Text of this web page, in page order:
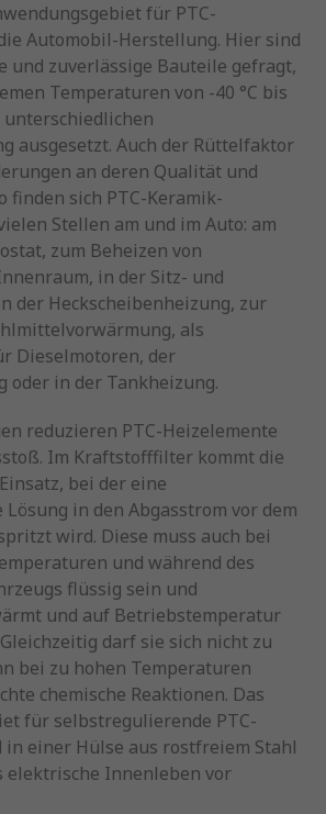
für PTC-
Automobil-Herstellung. Hier sind
und zuverlässige Bauteile gefragt,
Temperaturen von -40 °C bis
unterschiedlichen
ausgesetzt. Auch der Rüttelfaktor
an deren Qualität und
finden sich PTC-Keramik-
Stellen am und im Auto: am
zum Beheizen von
in der Sitz- und
der Heckscheibenheizung, zur
als
Dieselmotoren, der
oder in der Tankheizung.
reduzieren PTC-Heizelemente
Im Kraftstofffilter kommt die
bei der eine
in den Abgasstrom vor dem
wird. Diese muss auch bei
und während des
flüssig sein und
und auf Betriebstemperatur
darf sie sich nicht zu
bei zu hohen Temperaturen
chemische Reaktionen. Das
für selbstregulierende PTC-
in einer Hülse aus rostfreiem Stahl
elektrische Innenleben vor